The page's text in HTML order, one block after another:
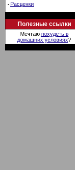
· Расценки
Полезные ссылки
Мечтаю похудеть в
домашних условиях?